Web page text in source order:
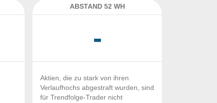
ABSTAND 52 WH
-
Aktien, die zu stark von ihren
Verlaufhochs abgestraft wurden, sind
für Trendfolge-Trader nicht